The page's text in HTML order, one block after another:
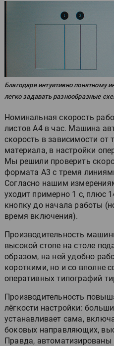
Благодаря интуитивно понятному
легко задавать разнообразные
Номинальная скорость
листов А4 в час. Машина
скорость в зависимости
материала, в настройки
Мы решили проверить
формата А3 с тремя
Согласно нашим
уходит примерно 1 с, плюс
кнопку до начала работы
время включения).
Производительность
высокой стопе на столе
образом, на ней удобно
короткими, но и со вполне
оперативных типографий
Производительность
лёгкости настройки:
устанавливает сама,
боковых направляющих,
Правда,